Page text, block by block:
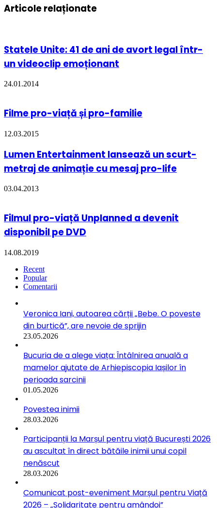
Articole relaționate
Statele Unite: 41 de ani de avort legal într-
un videoclip emoționant
24.01.2014
Filme pro-viață și pro-familie
12.03.2015
Lumen Entertainment lansează un scurt-
metraj de animație cu mesaj pro-life
03.04.2013
Filmul pro-viață Unplanned a devenit
disponibil pe DVD
14.08.2019
Recent
Popular
Comentarii
Veronica Iani, autoarea cărții „Bebe. O poveste
din burtică”, are nevoie de sprijin
23.05.2026
Bucuria de a alege viața: Întâlnirea anuală a
mamelor ajutate de Arhiepiscopia Iașilor în
perioada sarcinii
01.05.2026
Povestea inimii
28.03.2026
Participanții la Marșul pentru viață București 2026
au ascultat în direct bătăile inimii unui copil
nenăscut
28.03.2026
Comunicat post-eveniment Marșul pentru Viață
2026 – „Solidaritate pentru amândoi”